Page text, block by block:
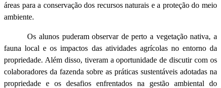
áreas para a conservação dos recursos naturais e a proteção do meio
ambiente.
Os alunos puderam observar de perto a vegetação nativa, a
fauna local e os impactos das atividades agrícolas no entorno da
propriedade. Além disso, tiveram a oportunidade de discutir com os
colaboradores da fazenda sobre as práticas sustentáveis adotadas na
propriedade e os desafios enfrentados na gestão ambiental do